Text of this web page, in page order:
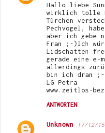
Hallo liebe
wirklich tolle
Türchen
Pechvogel,
aber ich gebe
Fran ;-)Ich
Lidschatten
gerade eine
allerdings
bin ich dran
LG Petra
www.zeitlos-
ANTWORTEN
Unknown 17/12/